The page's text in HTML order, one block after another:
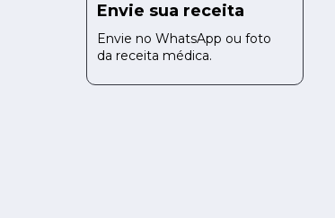
Envie no WhatsApp ou foto
da receita médica.
Envie sua receita